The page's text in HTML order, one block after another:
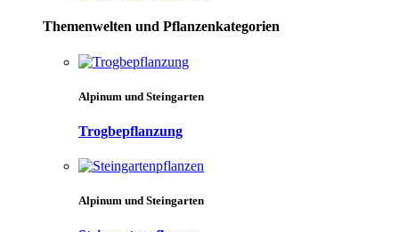
Themenwelten und Pflanzenkategorien
Alpinum und Steingarten
Trogbepflanzung
Alpinum und Steingarten